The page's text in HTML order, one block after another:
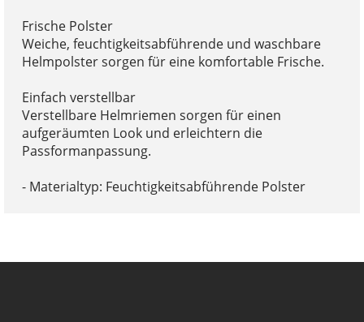
Frische Polster
Weiche, feuchtigkeitsabführende und waschbare
Helmpolster sorgen für eine komfortable Frische.
Einfach verstellbar
Verstellbare Helmriemen sorgen für einen
aufgeräumten Look und erleichtern die
Passformanpassung.
- Materialtyp: Feuchtigkeitsabführende Polster